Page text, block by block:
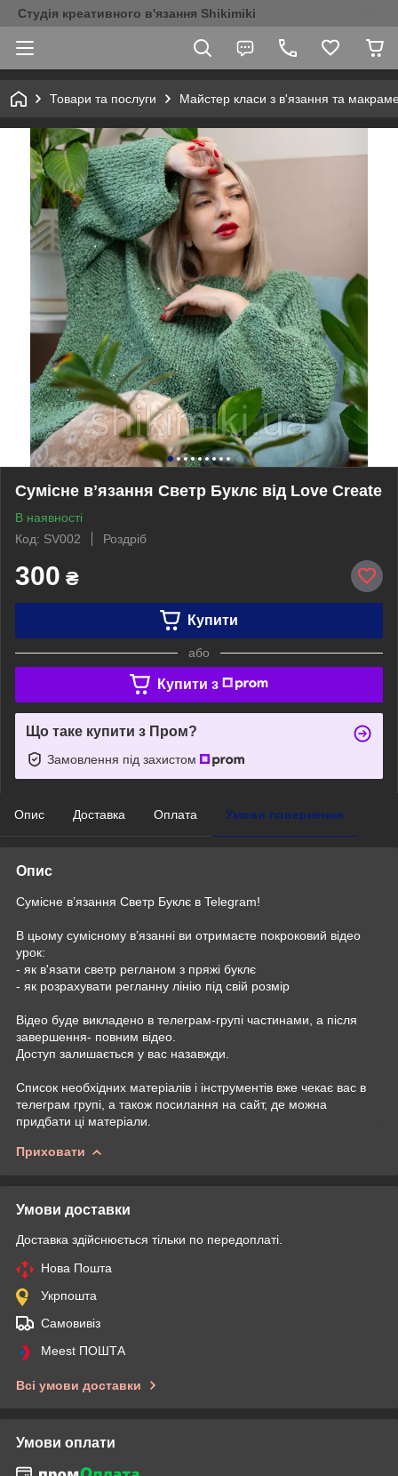
Студія креативного в'язання Shikimiki
Товари та послуги Майстер класи з в'язання та
Сумісне вʼязання Светр Буклє від Love Create
В наявності
Код: SV002
Роздріб
300 ₴
Купити
або
Купити з
Що таке купити з Пром?
Замовлення під захистом
Опис Доставка Оплата Умови повернення
Опис
Сумісне в’язання Светр Буклє в Telegram!
В цьому сумісному вʼязанні ви отримаєте покроковий відео
урок:
- як в'язати светр регланом з пряжі буклє
- як розрахувати регланну лінію під свій розмір
Відео буде викладено в телеграм-групі частинами, а після
завершення- повним відео.
Доступ залишається у вас назавжди.
Список необхідних матеріалів і інструментів вже чекає вас в
телеграм групі, а також посилання на сайт, де можна
придбати ці матеріали.
Приховати
Умови доставки
Доставка здійснюється тільки по передоплаті.
Нова Пошта
Укрпошта
Самовивіз
Meest ПОШТА
Всі умови доставки
Умови оплати